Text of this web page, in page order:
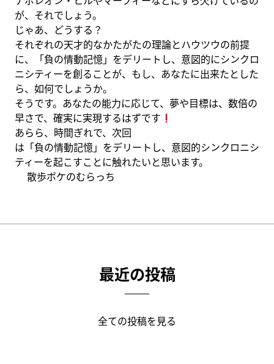
が、それでしょう。
じゃあ、どうする？
それぞれの天才的なかたがたの理論とハウツウの前提
に、「負の情動記憶」をデリートし、意図的にシンクロ
ニシティーを創ることが、もし、あなたに出来たとした
ら、如何でしょうか。
そうです。あなたの能力に応じて、夢や目標は、数倍の
早さで、確実に実現するはずです
あらら、時間ぎれで、次回
は「負の情動記憶」をデリートし、意図的シンクロニシ
ティーを起こすことに触れたいと思います。
散歩ボケのむらっち
最近の投稿
全ての投稿を見る